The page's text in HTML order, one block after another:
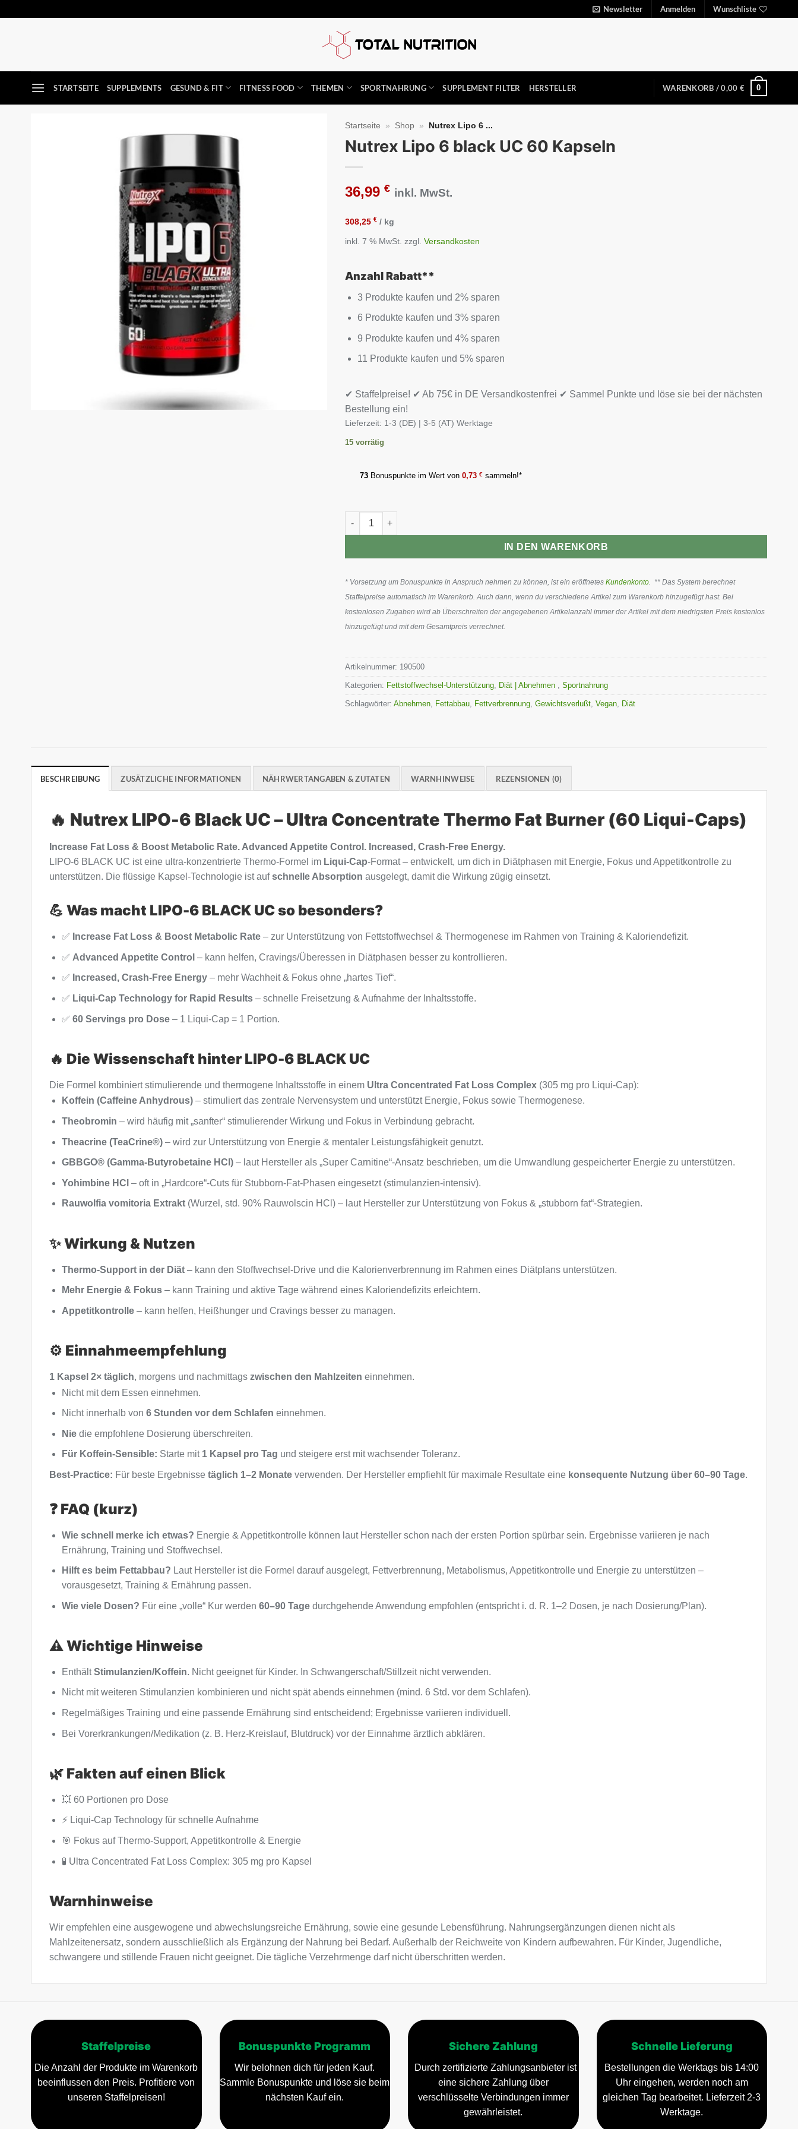
Newsletter Anmelden Wunschliste
STARTSEITE SUPPLEMENTS GESUND & FIT FITNESS FOOD THEMEN SPORTNAHRUNG SUPPLEMENT FILTER HERSTELLER WARENKORB /0,00 € 0
Startseite » Shop » Nutrex Lipo 6 ...
Nutrex Lipo 6 black UC 60 Kapseln
36,99€ inkl. MwSt.
308,25€ / kg
inkl. 7 % MwSt. zzgl.Versandkosten
Anzahl Rabatt**
3 Produkte kaufen und 2% sparen
6 Produkte kaufen und 3% sparen
9 Produkte kaufen und 4% sparen
11 Produkte kaufen und 5% sparen
✔ Staffelpreise! ✔ Ab 75€ in DE Versandkostenfrei ✔ Sammel Punkte und löse sie bei der nächsten
Bestellung ein!
Lieferzeit: 1-3 (DE) | 3-5 (AT) Werktage
15 vorrätig
73 Bonuspunkte im Wert von0,73€ sammeln!*
Nutrex Lipo 6 black UC 60 Kapseln Menge
IN DEN WARENKORB
* Vorsetzung um Bonuspunkte in Anspruch nehmen zu können, ist ein eröffnetesKundenkonto. ** Das System berechnet
Staffelpreise automatisch im Warenkorb. Auch dann, wenn du verschiedene Artikel zum Warenkorb hinzugefügt hast. Bei
kostenlosen Zugaben wird ab Überschreiten der angegebenen Artikelanzahl immer der Artikel mit dem niedrigsten Preis kostenlos
hinzugefügt und mit dem Gesamtpreis verrechnet.
Artikelnummer: 190500
Kategorien: Fettstoffwechsel-Unterstützung, Diät | Abnehmen ,Sportnahrung
Schlagwörter:Abnehmen, Fettabbau, Fettverbrennung,Gewichtsverlußt,Vegan, Diät
BESCHREIBUNG ZUSÄTZLICHE INFORMATIONEN NÄHRWERTANGABEN & ZUTATEN WARNHINWEISE REZENSIONEN (0)
🔥 Nutrex LIPO-6 Black UC – Ultra Concentrate Thermo Fat Burner (60 Liqui-Caps)
Increase Fat Loss & Boost Metabolic Rate. Advanced Appetite Control. Increased, Crash-Free Energy.
LIPO-6 BLACK UC ist eine ultra-konzentrierte Thermo-Formel im Liqui-Cap-Format – entwickelt, um dich in Diätphasen mit Energie, Fokus und Appetitkontrolle zu
unterstützen. Die flüssige Kapsel-Technologie ist aufschnelle Absorption ausgelegt, damit die Wirkung zügig einsetzt.
💪 Was macht LIPO-6 BLACK UC so besonders?
✅ Increase Fat Loss & Boost Metabolic Rate– zur Unterstützung von Fettstoffwechsel & Thermogenese im Rahmen von Training & Kaloriendefizit.
✅ Advanced Appetite Control – kann helfen, Cravings/Überessen in Diätphasen besser zu kontrollieren.
✅ Increased, Crash-Free Energy– mehr Wachheit & Fokus ohne „hartes Tief“.
✅ Liqui-Cap Technology for Rapid Results– schnelle Freisetzung & Aufnahme der Inhaltsstoffe.
✅ 60 Servings pro Dose– 1 Liqui-Cap = 1 Portion.
🔥 Die Wissenschaft hinter LIPO-6 BLACK UC
Die Formel kombiniert stimulierende und thermogene Inhaltsstoffe in einem Ultra Concentrated Fat Loss Complex (305 mg pro Liqui-Cap):
Koffein (Caffeine Anhydrous)– stimuliert das zentrale Nervensystem und unterstützt Energie, Fokus sowie Thermogenese.
Theobromin – wird häufig mit „sanfter“ stimulierender Wirkung und Fokus in Verbindung gebracht.
Theacrine (TeaCrine®)– wird zur Unterstützung von Energie & mentaler Leistungsfähigkeit genutzt.
GBBGO® (Gamma-Butyrobetaine HCl)– laut Hersteller als „Super Carnitine“-Ansatz beschrieben, um die Umwandlung gespeicherter Energie zu unterstützen.
Yohimbine HCl – oft in „Hardcore“-Cuts für Stubborn-Fat-Phasen eingesetzt (stimulanzien-intensiv).
Rauwolfia vomitoria Extrakt(Wurzel, std. 90% Rauwolscin HCl) – laut Hersteller zur Unterstützung von Fokus & „stubborn fat“-Strategien.
✨ Wirkung & Nutzen
Thermo-Support in der Diät– kann den Stoffwechsel-Drive und die Kalorienverbrennung im Rahmen eines Diätplans unterstützen.
Mehr Energie & Fokus– kann Training und aktive Tage während eines Kaloriendefizits erleichtern.
Appetitkontrolle– kann helfen, Heißhunger und Cravings besser zu managen.
⚙️ Einnahmeempfehlung
1 Kapsel 2× täglich, morgens und nachmittags zwischen den Mahlzeiten einnehmen.
Nicht mit dem Essen einnehmen.
Nicht innerhalb von 6 Stunden vor dem Schlafen einnehmen.
Niedie empfohlene Dosierung überschreiten.
Für Koffein-Sensible: Starte mit 1 Kapsel pro Tag und steigere erst mit wachsender Toleranz.
Best-Practice: Für beste Ergebnisse täglich 1–2 Monate verwenden. Der Hersteller empfiehlt für maximale Resultate eine konsequente Nutzung über 60–90 Tage.
❓ FAQ (kurz)
Wie schnell merke ich etwas? Energie & Appetitkontrolle können laut Hersteller schon nach der ersten Portion spürbar sein. Ergebnisse variieren je nach
Ernährung, Training und Stoffwechsel.
Hilft es beim Fettabbau? Laut Hersteller ist die Formel darauf ausgelegt, Fettverbrennung, Metabolismus, Appetitkontrolle und Energie zu unterstützen –
vorausgesetzt, Training & Ernährung passen.
Wie viele Dosen? Für eine „volle“ Kur werden 60–90 Tagedurchgehende Anwendung empfohlen (entspricht i. d. R. 1–2 Dosen, je nach Dosierung/Plan).
⚠️ Wichtige Hinweise
EnthältStimulanzien/Koffein. Nicht geeignet für Kinder. In Schwangerschaft/Stillzeit nicht verwenden.
Nicht mit weiteren Stimulanzien kombinieren und nicht spät abends einnehmen (mind. 6 Std. vor dem Schlafen).
Regelmäßiges Training und eine passende Ernährung sind entscheidend; Ergebnisse variieren individuell.
Bei Vorerkrankungen/Medikation (z. B. Herz-Kreislauf, Blutdruck) vor der Einnahme ärztlich abklären.
🌿 Fakten auf einen Blick
💥 60 Portionen pro Dose
⚡ Liqui-Cap Technology für schnelle Aufnahme
🎯 Fokus auf Thermo-Support, Appetitkontrolle & Energie
🧪 Ultra Concentrated Fat Loss Complex: 305 mg pro Kapsel
Warnhinweise
Wir empfehlen eine ausgewogene und abwechslungsreiche Ernährung, sowie eine gesunde Lebensführung. Nahrungsergänzungen dienen nicht als
Mahlzeitenersatz, sondern ausschließlich als Ergänzung der Nahrung bei Bedarf. Außerhalb der Reichweite von Kindern aufbewahren. Für Kinder, Jugendliche,
schwangere und stillende Frauen nicht geeignet. Die tägliche Verzehrmenge darf nicht überschritten werden.
Staffelpreise
Die Anzahl der Produkte im Warenkorb
beeinflussen den Preis. Profitiere von
unseren Staffelpreisen!
Bonuspunkte Programm
Wir belohnen dich für jeden Kauf.
Sammle Bonuspunkte und löse sie beim
nächsten Kauf ein.
Sichere Zahlung
Durch zertifizierte Zahlungsanbieter ist
eine sichere Zahlung über
verschlüsselte Verbindungen immer
gewährleistet.
Schnelle Lieferung
Bestellungen die Werktags bis 14:00
Uhr eingehen, werden noch am
gleichen Tag bearbeitet. Lieferzeit 2-3
Werktage.